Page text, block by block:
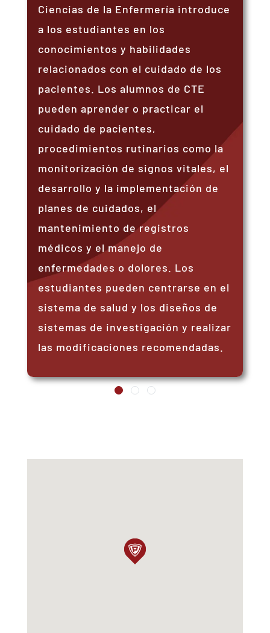
Ciencias de la Enfermería introduce
a los estudiantes en los
conocimientos y habilidades
relacionados con el cuidado de los
pacientes. Los alumnos de CTE
pueden aprender o practicar el
cuidado de pacientes,
procedimientos rutinarios como la
monitorización de signos vitales, el
desarrollo y la implementación de
planes de cuidados, el
mantenimiento de registros
médicos y el manejo de
enfermedades o dolores. Los
estudiantes pueden centrarse en el
sistema de salud y los diseños de
sistemas de investigación y realizar
las modificaciones recomendadas.